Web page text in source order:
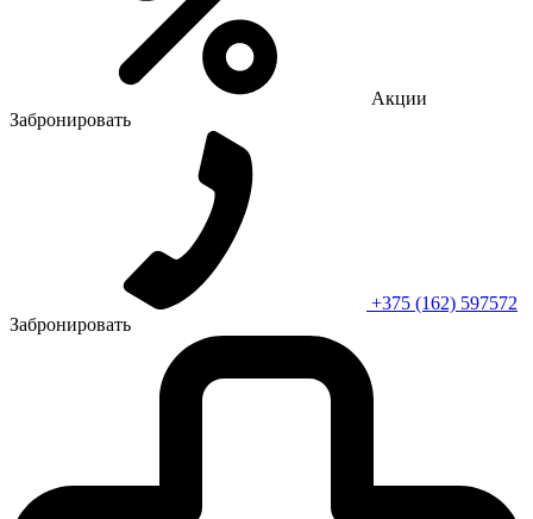
Акции
Забронировать
+375 (162) 597572
Забронировать